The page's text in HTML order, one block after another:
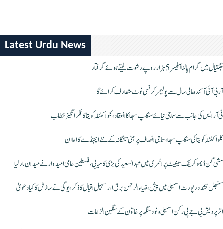
Latest Urdu News
جگتیال میں گرام پالنا آفیسر 5 ہزار روپے رشوت لیتے ہوئے گرفتار
آر بی آئی آئندہ مالی سال سے پولیمر کرنسی نوٹ متعارف کرائے گا
ٹی آر ایس کی جانب سے سماجی نیائے سنکلپ سبھا کا انعقاد، کلواکنٹلہ کویتا کا فکر انگیز خطاب
کلواکنٹلہ کویتا کی سنکلپ سبھا، سماجی انصاف پر مبنی تلنگانہ کے نئے ایجنڈے کا اعلان
مشی گن ڈیموکریٹک سینیٹ پرائمری میں عبدالسعید کی بڑی کامیابی، فلسطین حامی امیدوار نے میدان مار لیا
سنبھل تشدد رپورٹ اسمبلی میں پیش، ضیاء الرحمٰن برق اور سہیل اقبال کا ذکر، یوگی نے سازش کا کیا دعویٰ
اتر پردیش بی جے پی رکن اسمبلی ونود سنگھ پر خاتون کے سنگین الزامات